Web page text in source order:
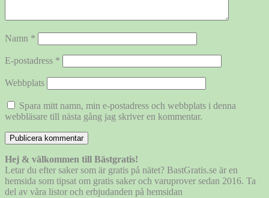
Namn *
E-postadress *
Webbplats
Spara mitt namn, min e-postadress och webbplats i denna
webbläsare till nästa gång jag skriver en kommentar.
Hej & välkommen till Bästgratis!
Letar du efter saker som är gratis på nätet? BastGratis.se är en
hemsida som tipsat om gratis saker och varuprover sedan 2016. Ta
del av våra listor och erbjudanden på hemsidan